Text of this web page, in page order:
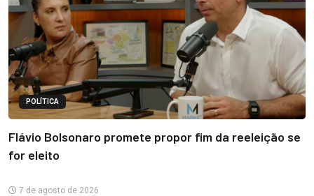
POLÍTICA
Flávio Bolsonaro promete propor fim da reeleição se
for eleito
7 de agosto de 2026